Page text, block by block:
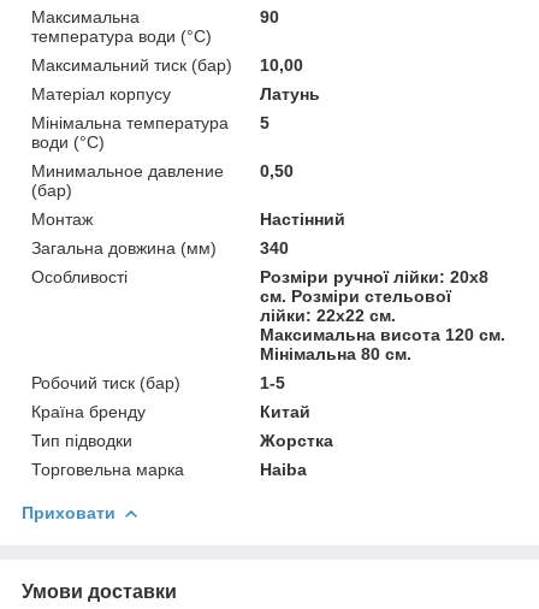
Максимальна
температура води (°C)
90
Максимальний тиск (бар)
10,00
Матеріал корпусу
Латунь
Мінімальна температура
води (°C)
5
Минимальное давление
(бар)
0,50
Монтаж
Настінний
Загальна довжина (мм)
340
Особливості
Розміри ручної лійки: 20х8
см. Розміри стельової
лійки: 22х22 см.
Максимальна висота 120 см.
Мінімальна 80 см.
Робочий тиск (бар)
1-5
Країна бренду
Китай
Тип підводки
Жорстка
Торговельна марка
Haiba
Приховати
Умови доставки